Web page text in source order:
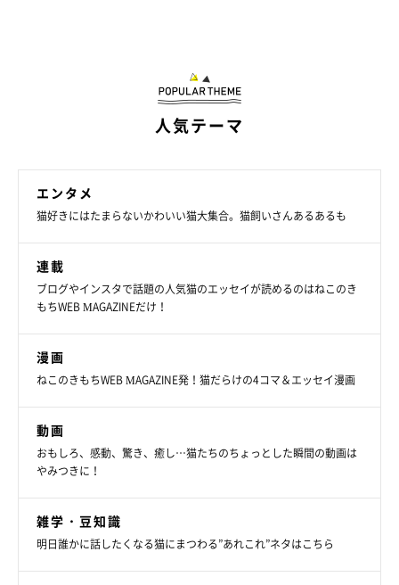
人気テーマ
エンタメ
猫好きにはたまらないかわいい猫大集合。猫飼いさんあるあるも
連載
ブログやインスタで話題の人気猫のエッセイが読めるのはねこのき
もちWEB MAGAZINEだけ！
漫画
ねこのきもちWEB MAGAZINE発！猫だらけの4コマ＆エッセイ漫画
動画
おもしろ、感動、驚き、癒し…猫たちのちょっとした瞬間の動画は
やみつきに！
雑学・豆知識
明日誰かに話したくなる猫にまつわる”あれこれ”ネタはこちら